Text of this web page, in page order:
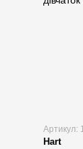
Артикул:
Hart